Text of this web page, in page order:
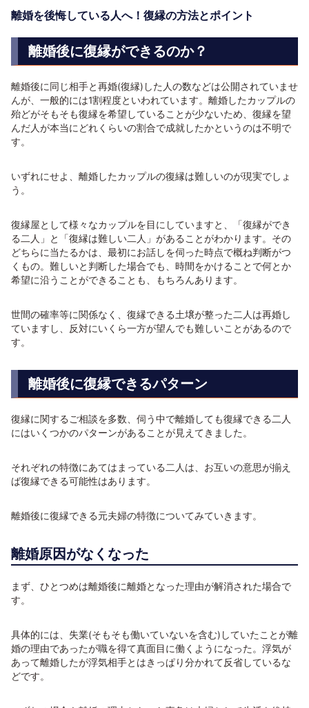
離婚を後悔している人へ！復縁の方法とポイント
離婚後に復縁ができるのか？
離婚後に同じ相手と再婚(復縁)した人の数などは公開されていませ
んが、一般的には1割程度といわれています。離婚したカップルの
殆どがそもそも復縁を希望していることが少ないため、復縁を望
んだ人が本当にどれくらいの割合で成就したかというのは不明で
す。
いずれにせよ、離婚したカップルの復縁は難しいのが現実でしょ
う。
復縁屋として様々なカップルを目にしていますと、「復縁ができ
る二人」と「復縁は難しい二人」があることがわかります。その
どちらに当たるかは、最初にお話しを伺った時点で概ね判断がつ
くもの。難しいと判断した場合でも、時間をかけることで何とか
希望に沿うことができることも、もちろんあります。
世間の確率等に関係なく、復縁できる土壌が整った二人は再婚し
ていますし、反対にいくら一方が望んでも難しいことがあるので
す。
離婚後に復縁できるパターン
復縁に関するご相談を多数、伺う中で離婚しても復縁できる二人
にはいくつかのパターンがあることが見えてきました。
それぞれの特徴にあてはまっている二人は、お互いの意思が揃え
ば復縁できる可能性はあります。
離婚後に復縁できる元夫婦の特徴についてみていきます。
離婚原因がなくなった
まず、ひとつめは離婚後に離婚となった理由が解消された場合で
す。
具体的には、失業(そもそも働いていないを含む)していたことが離
婚の理由であったが職を得て真面目に働くようになった。浮気が
あって離婚したが浮気相手とはきっぱり分かれて反省しているな
どです。